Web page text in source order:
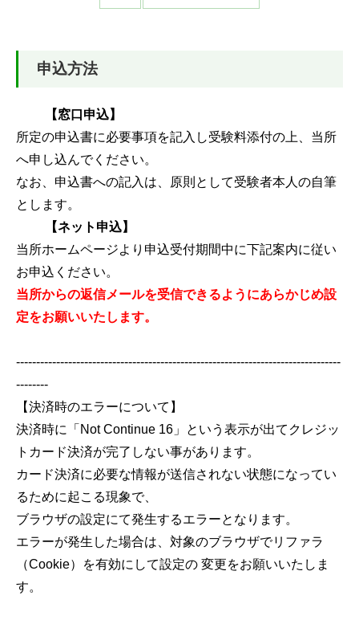
申込方法
【窓口申込】
所定の申込書に必要事項を記入し受験料添付の上、当所
へ申し込んでください。
なお、申込書への記入は、原則として受験者本人の自筆
とします。
【ネット申込】
当所ホームページより申込受付期間中に下記案内に従い
お申込ください。
当所からの返信メールを受信できるようにあらかじめ設
定をお願いいたします。
---------------------------------------------------------------------------------
--------
【決済時のエラーについて】
決済時に「Not Continue 16」という表示が出てクレジッ
トカード決済が完了しない事があります。
カード決済に必要な情報が送信されない状態になってい
るために起こる現象で、
ブラウザの設定にて発生するエラーとなります。
エラーが発生した場合は、対象のブラウザでリファラ
（Cookie）を有効にして設定の 変更をお願いいたしま
す。